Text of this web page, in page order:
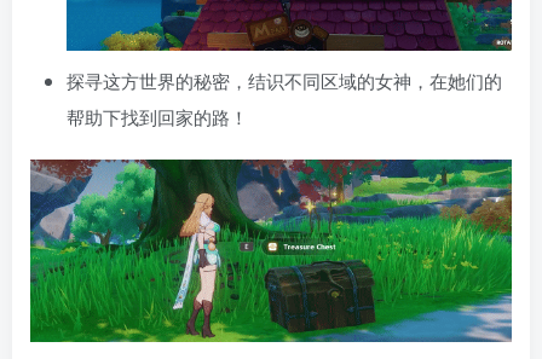
探寻这方世界的秘密，结识不同区域的女神，在她们的
帮助下找到回家的路！